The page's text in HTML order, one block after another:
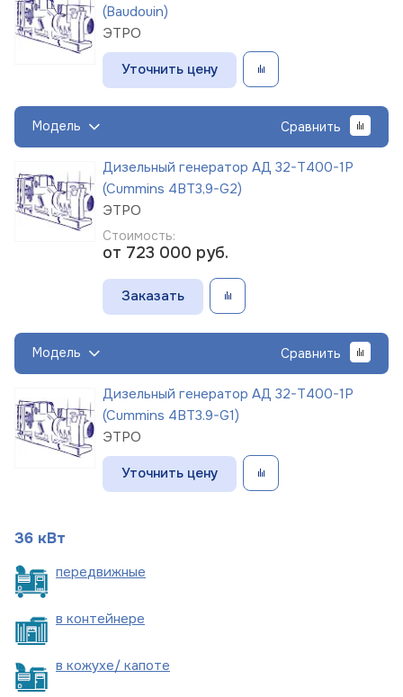
(Baudouin)
ЭТРО
Уточнить цену
Модель Сравнить
Дизельный генератор АД 32-Т400-1Р
(Cummins 4BT3,9-G2)
ЭТРО
Стоимость:
от 723 000 руб.
Заказать
Модель Сравнить
Дизельный генератор АД 32-Т400-1Р
(Cummins 4BT3.9-G1)
ЭТРО
Уточнить цену
36 кВт
передвижные
в контейнере
в кожухе/ капоте